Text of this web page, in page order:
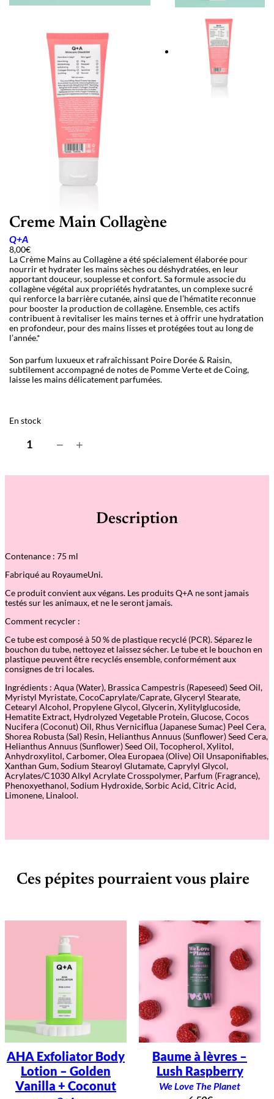
Creme Main Collagène
Q+A
8,00€
La Crème Mains au Collagène a été spécialement élaborée pour
nourrir et hydrater les mains sèches ou déshydratées, en leur
apportant douceur, souplesse et confort. Sa formule associe du
collagène végétal aux propriétés hydratantes, un complexe sucré
qui renforce la barrière cutanée, ainsi que de l’hématite reconnue
pour booster la production de collagène. Ensemble, ces actifs
contribuent à revitaliser les mains ternes et à offrir une hydratation
en profondeur, pour des mains lisses et protégées tout au long de
l’année.*
Son parfum luxueux et rafraîchissant Poire Dorée & Raisin,
subtilement accompagné de notes de Pomme Verte et de Coing,
laisse les mains délicatement parfumées.
En stock
t
e
e
a
i
n
C
o
l
l
a
g
è
n
e
− +
Description
Contenance : 75 ml
Fabriqué au RoyaumeUni.
Ce produit convient aux végans. Les produits Q+A ne sont jamais
testés sur les animaux, et ne le seront jamais.
Comment recycler :
Ce tube est composé à 50 % de plastique recyclé (PCR). Séparez le
bouchon du tube, nettoyez et laissez sécher. Le tube et le bouchon en
plastique peuvent être recyclés ensemble, conformément aux
consignes de tri locales.
Ingrédients : Aqua (Water), Brassica Campestris (Rapeseed) Seed Oil,
Myristyl Myristate, CocoCaprylate/Caprate, Glyceryl Stearate,
Cetearyl Alcohol, Propylene Glycol, Glycerin, Xylitylglucoside,
Hematite Extract, Hydrolyzed Vegetable Protein, Glucose, Cocos
Nucifera (Coconut) Oil, Rhus Verniciflua (Japanese Sumac) Peel Cera,
Shorea Robusta (Sal) Resin, Helianthus Annuus (Sunflower) Seed Cera,
Helianthus Annuus (Sunflower) Seed Oil, Tocopherol, Xylitol,
Anhydroxylitol, Carbomer, Olea Europaea (Olive) Oil Unsaponifiables,
Xanthan Gum, Sodium Stearoyl Glutamate, Caprylyl Glycol,
Acrylates/C1030 Alkyl Acrylate Crosspolymer, Parfum (Fragrance),
Phenoxyethanol, Sodium Hydroxide, Sorbic Acid, Citric Acid,
Limonene, Linalool.
Ces pépites pourraient vous plaire
AHA Exfoliator Body
Lotion – Golden
Vanilla + Coconut
Baume à lèvres –
Lush Raspberry
We Love The Planet